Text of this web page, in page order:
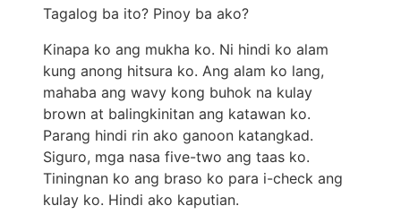
Tagalog ba ito? Pinoy ba ako?
Kinapa ko ang mukha ko. Ni hindi ko alam
kung anong hitsura ko. Ang alam ko lang,
mahaba ang wavy kong buhok na kulay
brown at balingkinitan ang katawan ko.
Parang hindi rin ako ganoon katangkad.
Siguro, mga nasa five-two ang taas ko.
Tiningnan ko ang braso ko para i-check ang
kulay ko. Hindi ako kaputian.